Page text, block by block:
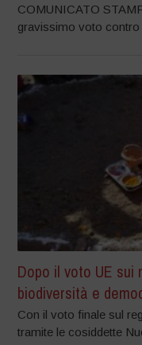
COMUNICATO
gravissimo voto contro
Dopo il voto UE sui
biodiversità e
Con il voto finale sul
tramite le cosiddette